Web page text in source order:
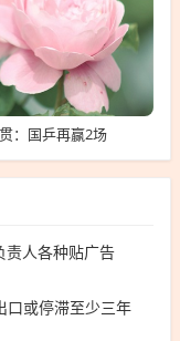
：国乒再赢2场
责人各种贴广告
口或停滞至少三年